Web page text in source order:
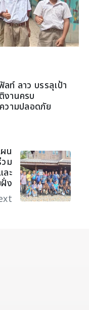
ท์ ลาว บรรลุเป้า
งานครบ
วามปลอดภัย
น
ม
ะ
ง